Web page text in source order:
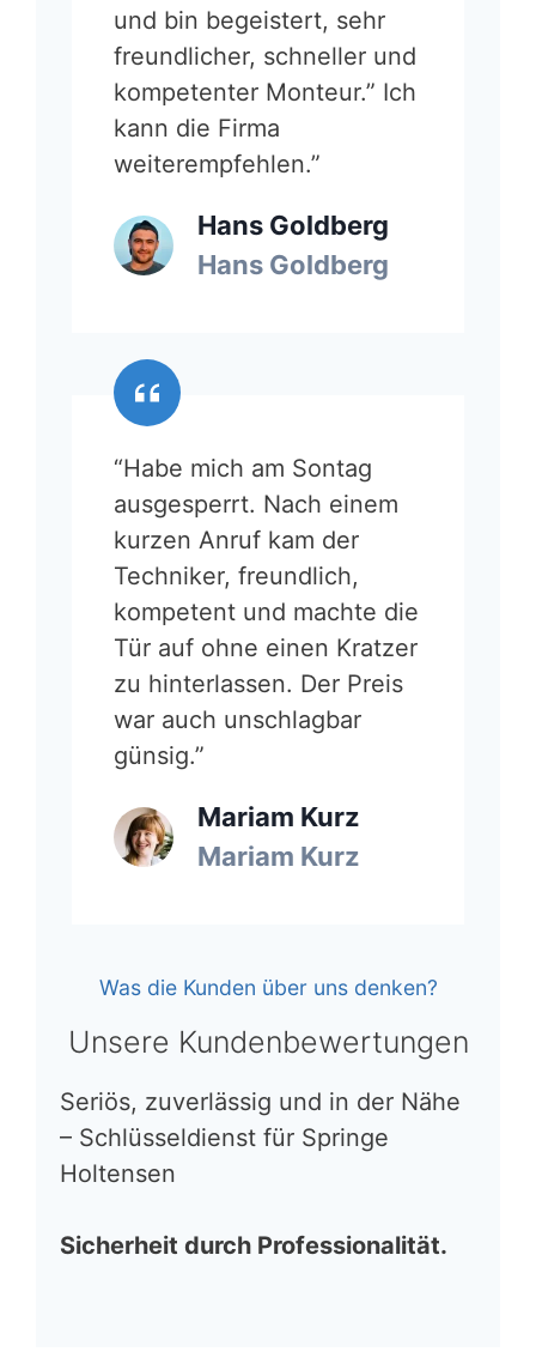
und bin begeistert, sehr
freundlicher, schneller und
kompetenter Monteur.” Ich
kann die Firma
weiterempfehlen.”
Hans Goldberg
Hans Goldberg
“Habe mich am Sontag
ausgesperrt. Nach einem
kurzen Anruf kam der
Techniker, freundlich,
kompetent und machte die
Tür auf ohne einen Kratzer
zu hinterlassen. Der Preis
war auch unschlagbar
günsig.”
Mariam Kurz
Mariam Kurz
Was die Kunden über uns denken?
Unsere Kundenbewertungen
Seriös, zuverlässig und in der Nähe
– Schlüsseldienst für Springe
Holtensen
Sicherheit durch Professionalität.